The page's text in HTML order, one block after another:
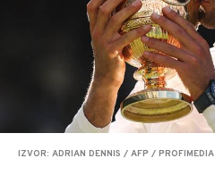
IZVOR: ADRIAN DENNIS / AFP / PROFIMEDIA